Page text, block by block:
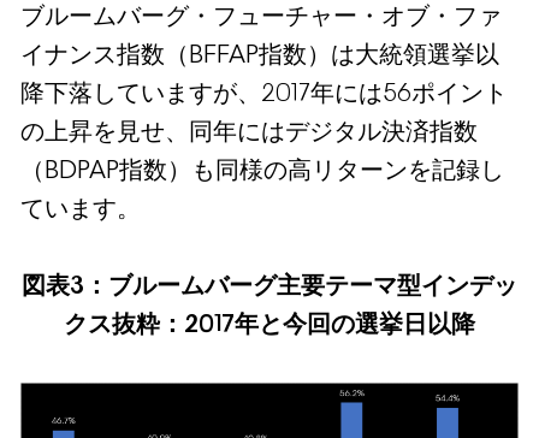
ブルームバーグ・フューチャー・オブ・ファ
イナンス指数（BFFAP指数）は大統領選挙以
降下落していますが、2017年には56ポイント
の上昇を見せ、同年にはデジタル決済指数
（BDPAP指数）も同様の高リターンを記録し
ています。
図表3：ブルームバーグ主要テーマ型インデッ
クス抜粋：2017年と今回の選挙日以降